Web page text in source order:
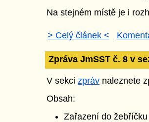
Na stejném místě je i
> Celý článek <
Zpráva JmSST č. 8 v
V sekci zpráv naleznete
Obsah:
Zařazení do